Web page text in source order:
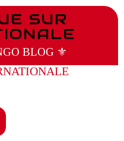
SUR
BLOG ⚜️